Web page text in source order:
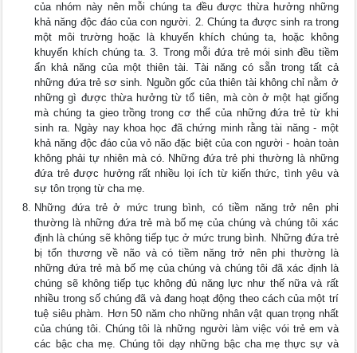
của nhóm này nên mỗi chúng ta đều được thừa hưởng những
khả năng độc đáo của con người. 2. Chúng ta được sinh ra trong
một môi trường hoặc là khuyến khích chúng ta, hoặc không
khuyến khích chúng ta. 3. Trong mỗi đứa trẻ mói sinh đều tiềm
ẩn khả năng của một thiên tài. Tài năng có sẵn trong tất cả
những đứa trẻ sơ sinh. Nguồn gốc của thiên tài không chỉ nằm ở
những gì được thừa hưởng từ tổ tiên, mà còn ở một hạt giống
mà chúng ta gieo trồng trong cơ thể của những đứa trẻ từ khi
sinh ra. Ngày nay khoa học đã chứng minh rằng tài năng - một
khả năng độc đáo của vỏ não đặc biệt của con người - hoàn toàn
không phải tự nhiên mà có. Những đứa trẻ phi thường là những
đứa trẻ được hưởng rất nhiều lọi ích từ kiến thức, tình yêu và
sự tôn trọng từ cha mẹ.
Những đứa trẻ ở mức trung bình, có tiềm năng trở nên phi
thường là những đứa trẻ mà bố mẹ của chúng và chúng tôi xác
định là chúng sẽ không tiếp tục ở mức trung bình. Những đứa trẻ
bị tổn thương về não và có tiềm năng trở nên phi thường là
những đứa trẻ mà bố mẹ của chúng và chúng tôi đã xác định là
chúng sẽ không tiếp tục không đủ năng lực như thế nữa và rất
nhiều trong số chúng đã và đang hoạt động theo cách của một trí
tuệ siêu phàm. Hơn 50 năm cho những nhân vật quan trọng nhất
của chúng tôi. Chúng tôi là những người làm việc vói trẻ em và
các bậc cha mẹ. Chúng tôi dạy những bậc cha mẹ thực sự và